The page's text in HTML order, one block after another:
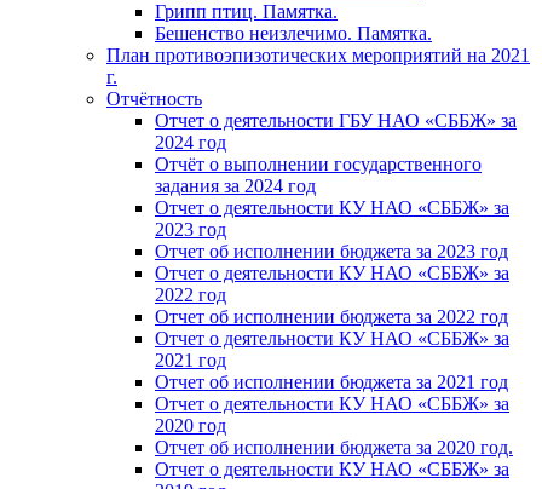
Грипп птиц. Памятка.
Бешенство неизлечимо. Памятка.
План противоэпизотических мероприятий на 2021
г.
Отчётность
Отчет о деятельности ГБУ НАО «СББЖ» за
2024 год
Отчёт о выполнении государственного
задания за 2024 год
Отчет о деятельности КУ НАО «СББЖ» за
2023 год
Отчет об исполнении бюджета за 2023 год
Отчет о деятельности КУ НАО «СББЖ» за
2022 год
Отчет об исполнении бюджета за 2022 год
Отчет о деятельности КУ НАО «СББЖ» за
2021 год
Отчет об исполнении бюджета за 2021 год
Отчет о деятельности КУ НАО «СББЖ» за
2020 год
Отчет об исполнении бюджета за 2020 год.
Отчет о деятельности КУ НАО «СББЖ» за